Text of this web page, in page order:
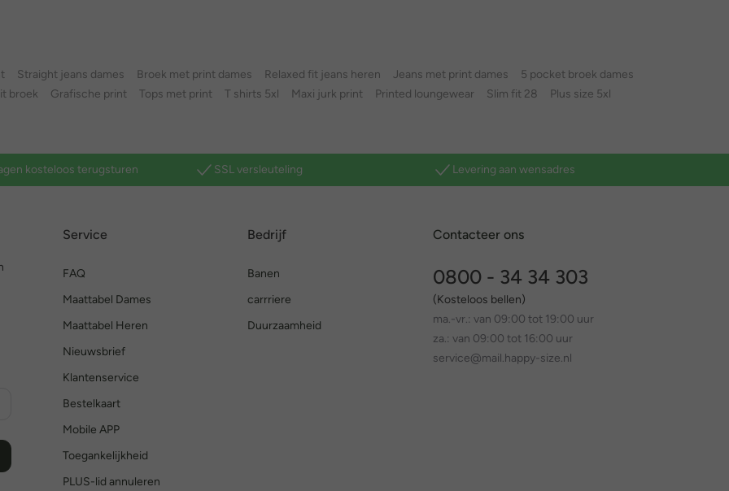
Straight jeans dames Broek met print dames Relaxed fit jeans heren Jeans met print dames
5 pocket broek dames
broek
Grafische print Tops met print T shirts 5xl Maxi jurk print Printed loungewear Slim fit 28 Plus size 5xl
kosteloos terugsturen SSL versleuteling Levering aan wensadres
Service
FAQ
Maattabel Dames
Maattabel Heren
Nieuwsbrief
Klantenservice
Bestelkaart
Mobile APP
Toegankelijkheid
PLUS-lid annuleren
Bedrijf
Banen
carrriere
Duurzaamheid
Contacteer ons
0800 - 34 34 303
(Kosteloos bellen)
ma.-vr.: van 09:00 tot 19:00 uur
za.: van 09:00 tot 16:00 uur
service@mail.happy-size.nl